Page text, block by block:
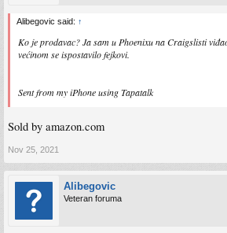
Alibegovic said: ↑
Ko je prodavac? Ja sam u Phoenixu na Craigslisti
većinom se ispostavilo fejkovi.
Sent from my iPhone using Tapatalk
Sold by amazon.com
Nov 25, 2021
Alibegovic
Veteran foruma